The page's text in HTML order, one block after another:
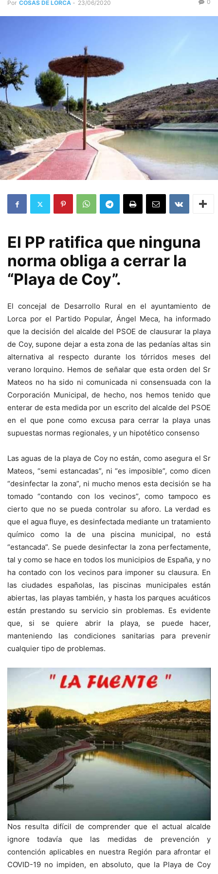
Por COSAS DE LORCA - 23/06/2020 0
El PP ratifica que ninguna
norma obliga a cerrar la
“Playa de Coy”.
El concejal de Desarrollo Rural en el ayuntamiento de
Lorca por el Partido Popular, Ángel Meca, ha informado
que la decisión del alcalde del PSOE de clausurar la playa
de Coy, supone dejar a esta zona de las pedanías altas sin
alternativa al respecto durante los tórridos meses del
verano lorquino. Hemos de señalar que esta orden del Sr
Mateos no ha sido ni comunicada ni consensuada con la
Corporación Municipal, de hecho, nos hemos tenido que
enterar de esta medida por un escrito del alcalde del PSOE
en el que pone como excusa para cerrar la playa unas
supuestas normas regionales, y un hipotético consenso
Las aguas de la playa de Coy no están, como asegura el Sr
Mateos, “semi estancadas”, ni “es imposible”, como dicen
“desinfectar la zona”, ni mucho menos esta decisión se ha
tomado “contando con los vecinos”, como tampoco es
cierto que no se pueda controlar su aforo. La verdad es
que el agua fluye, es desinfectada mediante un tratamiento
químico como la de una piscina municipal, no está
“estancada”. Se puede desinfectar la zona perfectamente,
tal y como se hace en todos los municipios de España, y no
ha contado con los vecinos para imponer su clausura. En
las ciudades españolas, las piscinas municipales están
abiertas, las playas también, y hasta los parques acuáticos
están prestando su servicio sin problemas. Es evidente
que, si se quiere abrir la playa, se puede hacer,
manteniendo las condiciones sanitarias para prevenir
cualquier tipo de problemas.
Nos resulta difícil de comprender que el actual alcalde
ignore todavía que las medidas de prevención y
contención aplicables en nuestra Región para afrontar el
COVID-19 no impiden, en absoluto, que la Playa de Coy